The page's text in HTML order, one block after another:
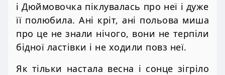
і Дюймовочка піклувалась про неї і дуже
її полюбила. Ані кріт, ані польова миша
про це не знали нічого, вони не терпіли
бідної ластівки і не ходили повз неї.
Як тільки настала весна і сонце зігріло